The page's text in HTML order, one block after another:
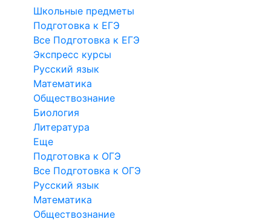
Школьные предметы
Подготовка к ЕГЭ
Все Подготовка к ЕГЭ
Экспресс курсы
Русский язык
Математика
Обществознание
Биология
Литература
Еще
Подготовка к ОГЭ
Все Подготовка к ОГЭ
Русский язык
Математика
Обществознание